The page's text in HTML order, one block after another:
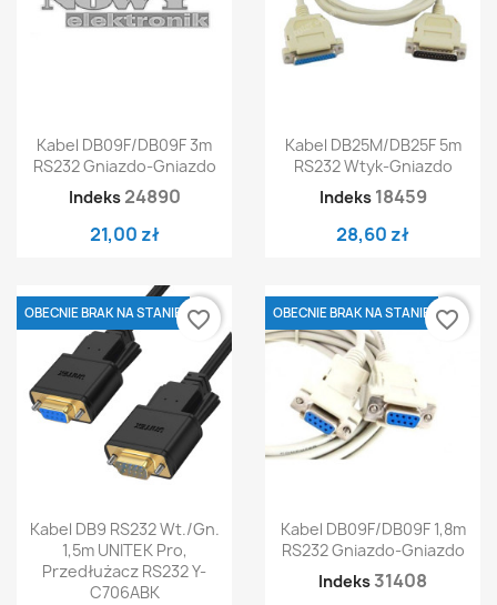
Kabel DB09F/DB09F 3m
RS232 Gniazdo-Gniazdo
Indeks 24890
21,00 zł
Kabel DB25M/DB25F 5m
RS232 Wtyk-Gniazdo
Indeks 18459
28,60 zł
Kabel DB9 RS232 Wt./Gn.
1,5m UNITEK Pro,
Przedłużacz RS232 Y-
C706ABK
OBECNIE BRAK NA STANIE favorite_border
Kabel DB09F/DB09F 1,8m
RS232 Gniazdo-Gniazdo
Indeks 31408
OBECNIE BRAK NA STANIE favorite_border